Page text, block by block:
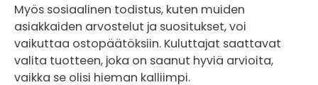
Myös sosiaalinen todistus, kuten muiden
asiakkaiden arvostelut ja suositukset, voi
vaikuttaa ostopäätöksiin. Kuluttajat saattavat
valita tuotteen, joka on saanut hyviä arvioita,
vaikka se olisi hieman kalliimpi.